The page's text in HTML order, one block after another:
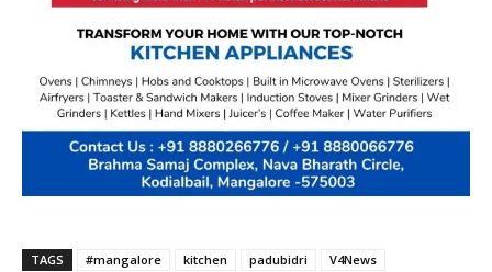
TAGS #mangalore kitchen padubidri V4News